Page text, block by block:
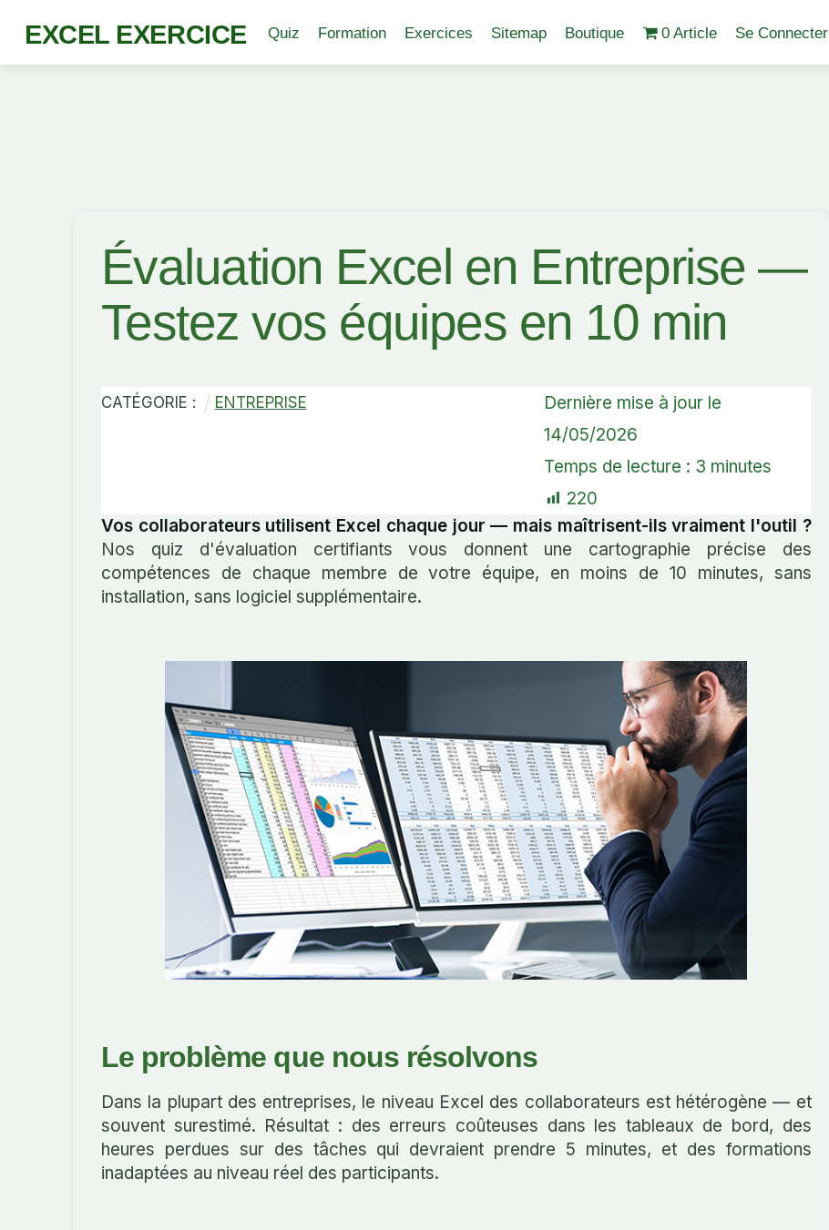
EXCEL EXERCICE Quiz Formation Exercices Sitemap Boutique 0 Article Se Connecter
Évaluation Excel en Entreprise —
Testez vos équipes en 10 min
CATÉGORIE : ENTREPRISE
Dernière mise à jour le
14/05/2026
Temps de lecture : 3 minutes
220
Vos collaborateurs utilisent Excel chaque jour — mais maîtrisent-ils vraiment l'outil ?
Nos quiz d'évaluation certifiants vous donnent une cartographie précise des
compétences de chaque membre de votre équipe, en moins de 10 minutes, sans
installation, sans logiciel supplémentaire.
Le problème que nous résolvons
Dans la plupart des entreprises, le niveau Excel des collaborateurs est hétérogène — et
souvent surestimé. Résultat : des erreurs coûteuses dans les tableaux de bord, des
heures perdues sur des tâches qui devraient prendre 5 minutes, et des formations
inadaptées au niveau réel des participants.